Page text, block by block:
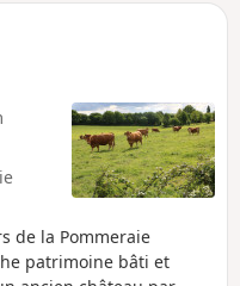
du Xe siècle et
de la Pommeraie
patrimoine bâti et